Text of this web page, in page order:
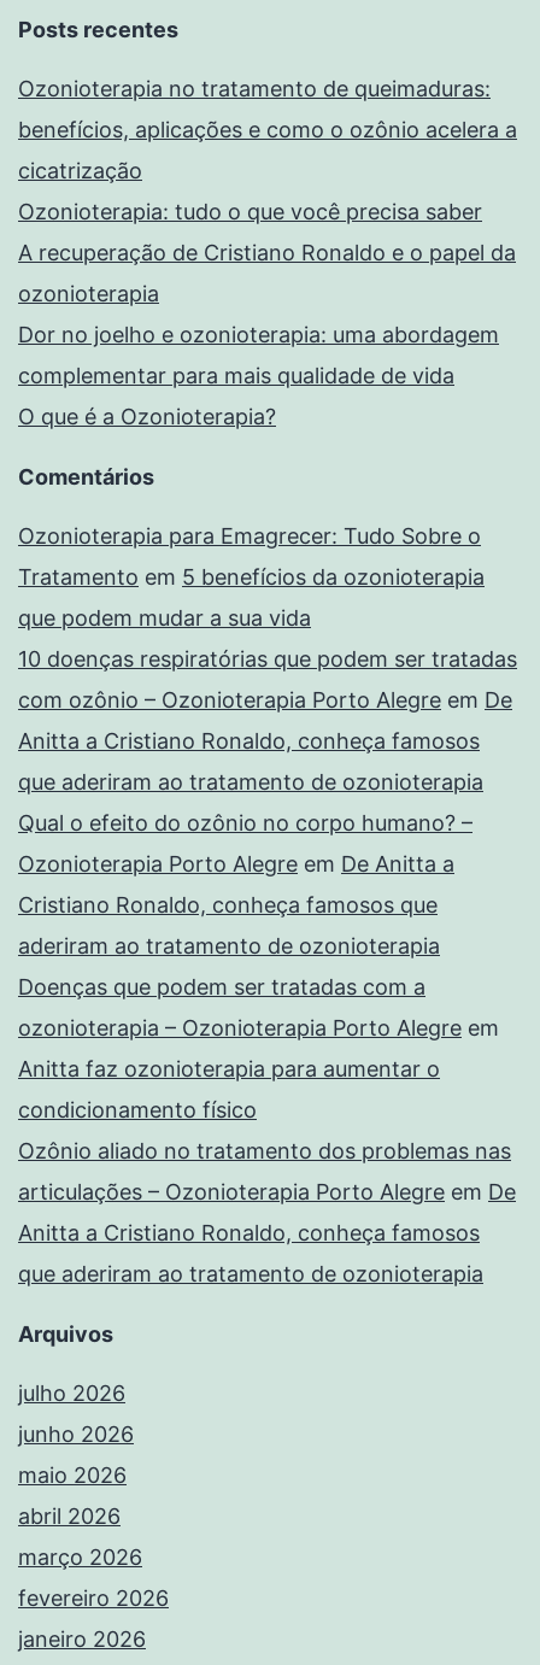
Posts recentes
Ozonioterapia no tratamento de queimaduras:
benefícios, aplicações e como o ozônio acelera a
cicatrização
Ozonioterapia: tudo o que você precisa saber
A recuperação de Cristiano Ronaldo e o papel da
ozonioterapia
Dor no joelho e ozonioterapia: uma abordagem
complementar para mais qualidade de vida
O que é a Ozonioterapia?
Comentários
Ozonioterapia para Emagrecer: Tudo Sobre o
Tratamento em 5 benefícios da ozonioterapia
que podem mudar a sua vida
10 doenças respiratórias que podem ser tratadas
com ozônio – Ozonioterapia Porto Alegre em De
Anitta a Cristiano Ronaldo, conheça famosos
que aderiram ao tratamento de ozonioterapia
Qual o efeito do ozônio no corpo humano? –
Ozonioterapia Porto Alegre em De Anitta a
Cristiano Ronaldo, conheça famosos que
aderiram ao tratamento de ozonioterapia
Doenças que podem ser tratadas com a
ozonioterapia – Ozonioterapia Porto Alegre em
Anitta faz ozonioterapia para aumentar o
condicionamento físico
Ozônio aliado no tratamento dos problemas nas
articulações – Ozonioterapia Porto Alegre em De
Anitta a Cristiano Ronaldo, conheça famosos
que aderiram ao tratamento de ozonioterapia
Arquivos
julho 2026
junho 2026
maio 2026
abril 2026
março 2026
fevereiro 2026
janeiro 2026